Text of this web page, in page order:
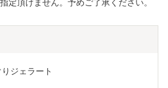
定頂けません。予めご了承ください。
ジェラート